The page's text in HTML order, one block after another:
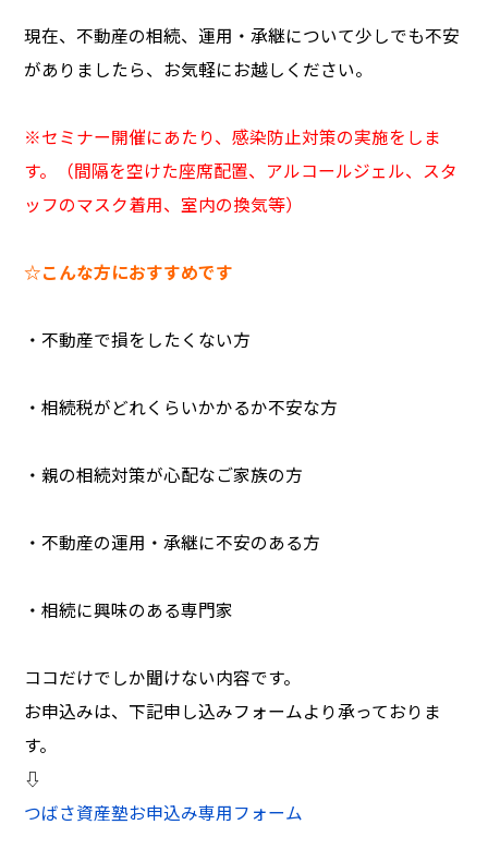
現在、不動産の相続、運用・承継について少しでも不安
がありましたら、お気軽にお越しください。
※セミナー開催にあたり、感染防止対策の実施をしま
す。（間隔を空けた座席配置、アルコールジェル、スタ
ッフのマスク着用、室内の換気等）
☆こんな方におすすめです
・不動産で損をしたくない方
・相続税がどれくらいかかるか不安な方
・親の相続対策が心配なご家族の方
・不動産の運用・承継に不安のある方
・相続に興味のある専門家
ココだけでしか聞けない内容です。
お申込みは、下記申し込みフォームより承っておりま
す。
⇩
つばさ資産塾お申込み専用フォーム